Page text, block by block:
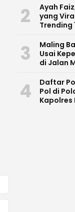
2
Ayah
yang
Trending
3
Maling
Usai
di Jalan
4
Daftar
Pol di
Kapolres